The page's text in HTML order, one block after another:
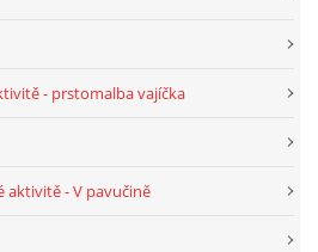
- prstomalba vajíčka
aktivitě - V pavučině